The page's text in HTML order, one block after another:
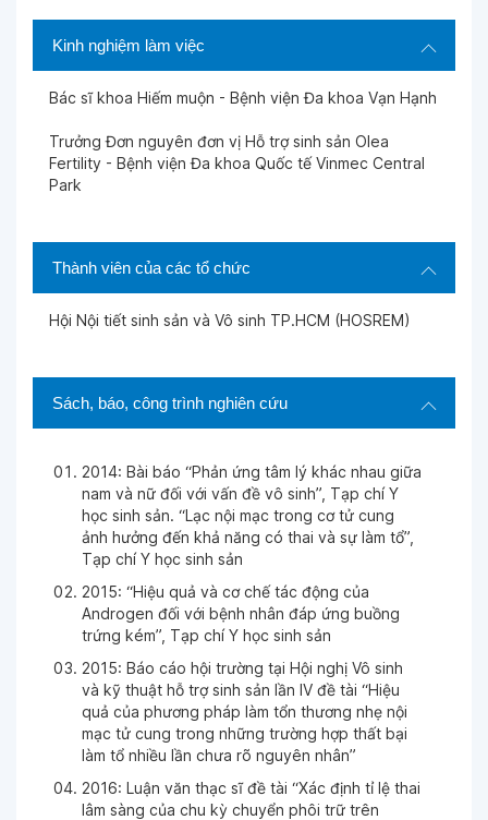
Kinh nghiệm làm việc
Bác sĩ khoa Hiếm muộn - Bệnh viện Đa khoa Vạn Hạnh
Trưởng Đơn nguyên đơn vị Hỗ trợ sinh sản Olea
Fertility - Bệnh viện Đa khoa Quốc tế Vinmec Central
Park
Thành viên của các tổ chức
Hội Nội tiết sinh sản và Vô sinh TP.HCM (HOSREM)
Sách, báo, công trình nghiên cứu
2014: Bài báo “Phản ứng tâm lý khác nhau giữa
nam và nữ đối với vấn đề vô sinh”, Tạp chí Y
học sinh sản. “Lạc nội mạc trong cơ tử cung
ảnh hưởng đến khả năng có thai và sự làm tổ”,
Tạp chí Y học sinh sản
2015: “Hiệu quả và cơ chế tác động của
Androgen đối với bệnh nhân đáp ứng buồng
trứng kém”, Tạp chí Y học sinh sản
2015: Báo cáo hội trường tại Hội nghị Vô sinh
và kỹ thuật hỗ trợ sinh sản lần IV đề tài “Hiệu
quả của phương pháp làm tổn thương nhẹ nội
mạc tử cung trong những trường hợp thất bại
làm tổ nhiều lần chưa rõ nguyên nhân”
2016: Luận văn thạc sĩ đề tài “Xác định tỉ lệ thai
lâm sàng của chu kỳ chuyển phôi trữ trên
Ngày 10-02-2023
BS rất tốt
Ngày 04-08-2022
Ngày 04-08-2022
Ngày 04-08-2022
Ngày 04-08-2022
Ngày 21-03-2022